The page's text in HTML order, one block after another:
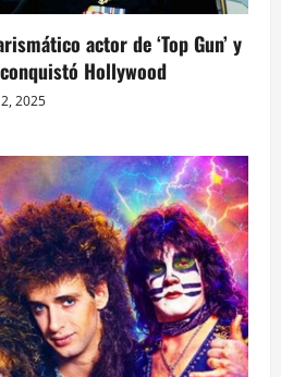
actor de ‘Top Gun’ y
Hollywood
2025